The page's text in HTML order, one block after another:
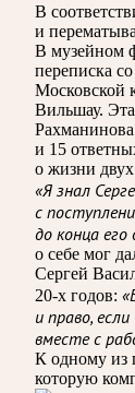
В
и
В музейном
переписка
Московской
Вильшау. Эта
и 15
о жизни
«Я знал
с
до конца его
о себе мог
Сергей
20-х годов:
и право,
вместе с
К одному из
которую